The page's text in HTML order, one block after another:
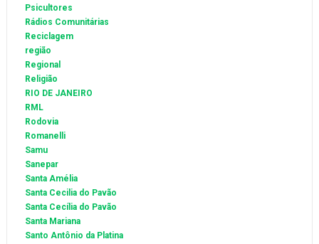
Psicultores
Rádios Comunitárias
Reciclagem
região
Regional
Religião
RIO DE JANEIRO
RML
Rodovia
Romanelli
Samu
Sanepar
Santa Amélia
Santa Cecilia do Pavão
Santa Cecília do Pavão
Santa Mariana
Santo Antônio da Platina